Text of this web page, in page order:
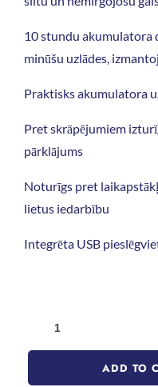
10 stundu akumulatora
minūšu uzlādes,
Praktisks akumulatora
Pret skrāpējumiem
pārklājums
Noturīgs pret
lietus iedarbību
Integrēta USB
ADD TO